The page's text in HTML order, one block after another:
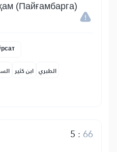
(Пайғамбарга)
ابن كثير الطبري
5 :66